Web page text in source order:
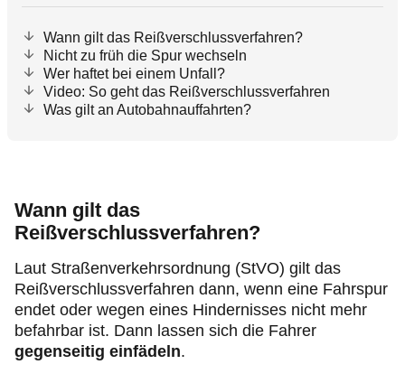
Wann gilt das Reißverschlussverfahren?
Nicht zu früh die Spur wechseln
Wer haftet bei einem Unfall?
Video: So geht das Reißverschlussverfahren
Was gilt an Autobahnauffahrten?
Wann gilt das
Reißverschlussverfahren?
Laut Straßenverkehrsordnung (StVO) gilt das
Reißverschlussverfahren dann, wenn eine Fahrspur
endet oder wegen eines Hindernisses nicht mehr
befahrbar ist. Dann lassen sich die Fahrer
gegenseitig einfädeln.